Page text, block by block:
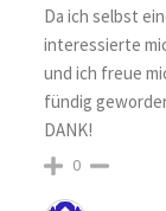
Da ich selbst
interessierte
und ich freue
fündig
DANK!
0